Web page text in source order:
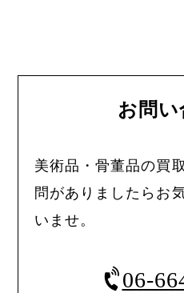
お問
美術品・骨董品の買
問がありましたらお
いませ。
06-